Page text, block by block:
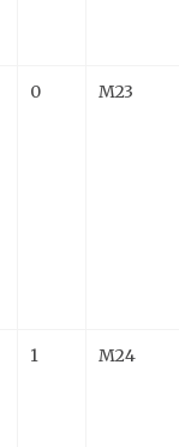
0 M23
1 M24